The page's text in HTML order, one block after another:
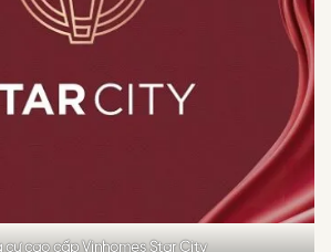
cư cao cấp Vinhomes Star City